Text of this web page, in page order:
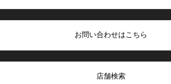
お問い合わせはこちら
店舗検索